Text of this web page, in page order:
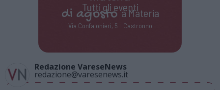
Tutti gli eventi
di agostoa Materia
Via Confalonieri, 5 - Castronno
Redazione VareseNews
redazione@varesenews.it